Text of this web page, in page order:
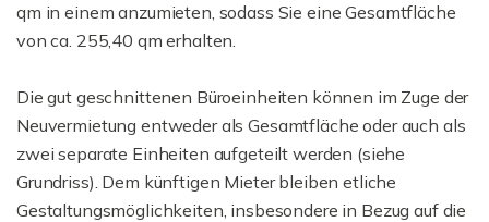
qm in einem anzumieten, sodass Sie eine Gesamtfläche
von ca. 255,40 qm erhalten.
Die gut geschnittenen Büroeinheiten können im Zuge der
Neuvermietung entweder als Gesamtfläche oder auch als
zwei separate Einheiten aufgeteilt werden (siehe
Grundriss). Dem künftigen Mieter bleiben etliche
Gestaltungsmöglichkeiten, insbesondere in Bezug auf die